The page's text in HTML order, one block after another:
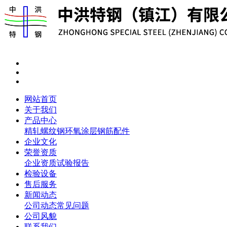
网站首页
关于我们
产品中心
精轧螺纹钢环氧涂层钢筋配件
企业文化
荣誉资质
企业资质试验报告
检验设备
售后服务
新闻动态
公司动态常见问题
公司风貌